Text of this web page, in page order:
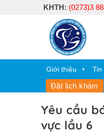
KHTH: (0273)3
Giới thiệu Tin
Đặt lịch khám
Yêu cầu
vực lầu 6